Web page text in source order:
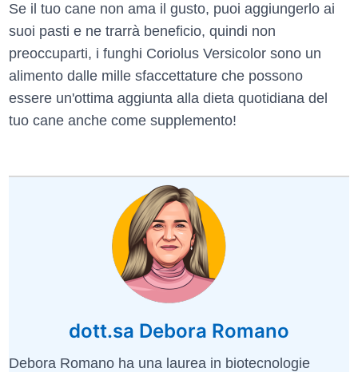
Se il tuo cane non ama il gusto, puoi aggiungerlo ai
suoi pasti e ne trarrà beneficio, quindi non
preoccuparti, i funghi Coriolus Versicolor sono un
alimento dalle mille sfaccettature che possono
essere un'ottima aggiunta alla dieta quotidiana del
tuo cane anche come supplemento!
dott.sa Debora Romano
Debora Romano ha una laurea in biotecnologie